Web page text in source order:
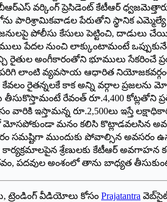
బీఆర్ఎస్ వర్కింగ్ ప్రెసిడెంట్ కేటీఆర్
పారిశ్రామికవాడల పేరుతోని స్థానిక ఎమ్మెల్యే
పోలీసు కేసులు పెట్టించి,
పేదల నుంచి లాక్కుంటామంటే
రైతుల అంగీకారంతోని భూములు
పరిగి లాంటి వ్యవసాయ ఆధారిత
రైతన్నలకే కాక అన్ని వర్గాల ప్రజలను
రేవంత్ రూ.4,400
వారికి ఇస్తామన్న రూ.2,500లు ఇస్తే
మనం కలిసి కొట్లాడవలసిన
సమష్టిగా ముందుకు పోవాల్సిన అవసరం
శ్రేణులకు కేటీఆర్ అవగాహన
పదవుల అంశంలో తాను బాధ్యత
ట్రెండింగ్ వీడియోలు కోసం Prajatantra